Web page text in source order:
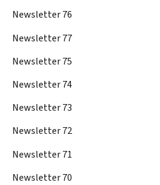
Newsletter 76
Newsletter 77
Newsletter 75
Newsletter 74
Newsletter 73
Newsletter 72
Newsletter 71
Newsletter 70